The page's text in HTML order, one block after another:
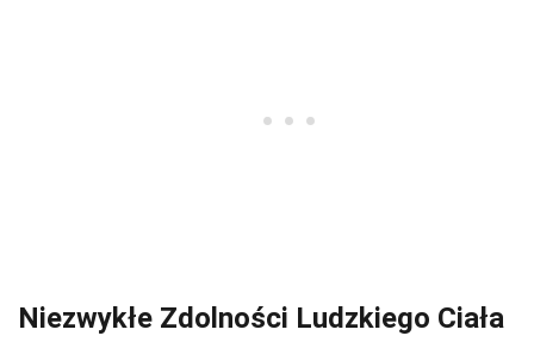
Niezwykłe Zdolności Ludzkiego Ciała